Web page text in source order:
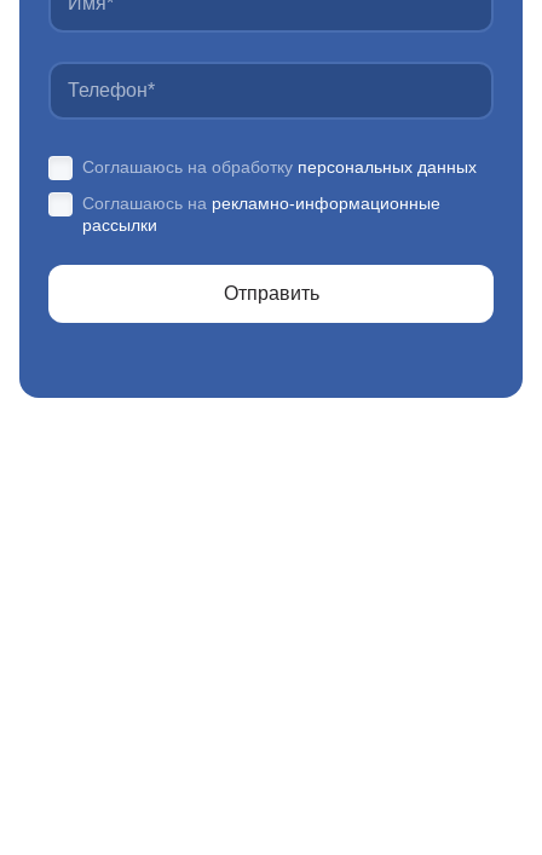
Соглашаюсь на обработку персональных данных
Соглашаюсь на рекламно-информационные
рассылки
Отправить